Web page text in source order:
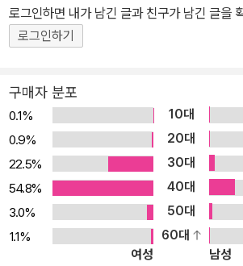
품격 과학 입문서를 개발하겠다는 공통의 목표
이 모여 전문성과 재미를 아우르는 과학 학습만
리 따로, 학습 내용 따로인 과학 학습만화는 이
학습만화는 스토리와 학습 내용이 물과 기름
스토리만 읽고 넘어가는 경우가 많았습니다. 《
는 학습 정보를 스토리에 절묘하게 녹여 내어,
이 저절로 기억날 수 있도록 구성하였습니다.
으며 나도 모르게 과학 지식을 차곡차곡 쌓아 가세요! 3. 교
본, 최신 연구에 국내 관련 정보까지! 과학 학
등학교 과학 교과서에 있는 내용을 철저히 분석
로그인하면 내가 남긴 글과 친구가 남긴 글을
로그인하기
구매자 분포
0.1% 10대
0.9%
20대
22.5%
30대
54.8%
40대
3.0%
50대
1.1%
60대
여성
남성